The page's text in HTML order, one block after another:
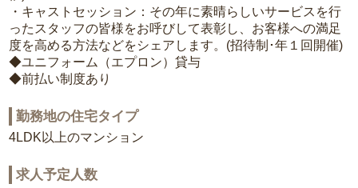
・キャストセッション：その年に素晴らしいサービスを行
ったスタッフの皆様をお呼びして表彰し、お客様への満足
度を高める方法などをシェアします。(招待制･年１回開催)
◆ユニフォーム（エプロン）貸与
◆前払い制度あり
勤務地の住宅タイプ
4LDK以上のマンション
求人予定人数